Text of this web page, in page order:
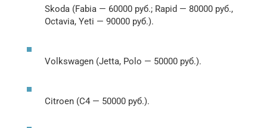
Skoda (Fabia — 60000 руб.; Rapid — 80000 руб.,
Octavia, Yeti — 90000 руб.).
Volkswagen (Jetta, Polo — 50000 руб.).
Citroen (C4 — 50000 руб.).